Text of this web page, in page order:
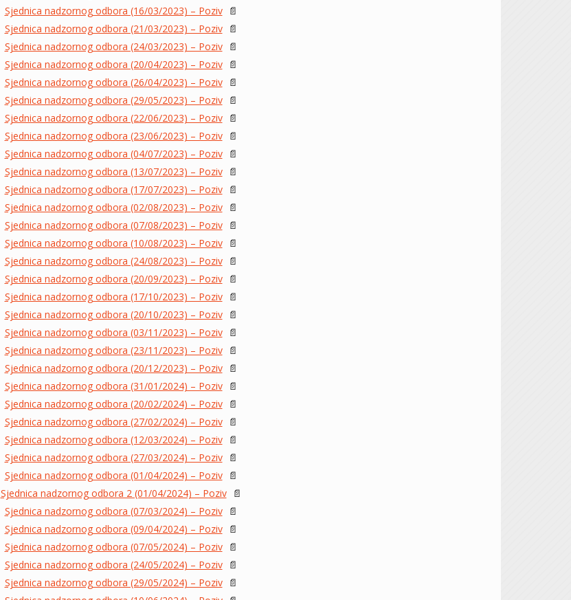
Sjednica nadzornog odbora (16/03/2023) – Poziv📄
Sjednica nadzornog odbora (21/03/2023) – Poziv📄
Sjednica nadzornog odbora (24/03/2023) – Poziv📄
Sjednica nadzornog odbora (20/04/2023) – Poziv📄
Sjednica nadzornog odbora (26/04/2023) – Poziv📄
Sjednica nadzornog odbora (29/05/2023) – Poziv📄
Sjednica nadzornog odbora (22/06/2023) – Poziv📄
Sjednica nadzornog odbora (23/06/2023) – Poziv📄
Sjednica nadzornog odbora (04/07/2023) – Poziv📄
Sjednica nadzornog odbora (13/07/2023) – Poziv📄
Sjednica nadzornog odbora (17/07/2023) – Poziv📄
Sjednica nadzornog odbora (02/08/2023) – Poziv📄
Sjednica nadzornog odbora (07/08/2023) – Poziv📄
Sjednica nadzornog odbora (10/08/2023) – Poziv📄
Sjednica nadzornog odbora (24/08/2023) – Poziv📄
Sjednica nadzornog odbora (20/09/2023) – Poziv📄
Sjednica nadzornog odbora (17/10/2023) – Poziv📄
Sjednica nadzornog odbora (20/10/2023) – Poziv📄
Sjednica nadzornog odbora (03/11/2023) – Poziv📄
Sjednica nadzornog odbora (23/11/2023) – Poziv📄
Sjednica nadzornog odbora (20/12/2023) – Poziv📄
Sjednica nadzornog odbora (31/01/2024) – Poziv📄
Sjednica nadzornog odbora (20/02/2024) – Poziv📄
Sjednica nadzornog odbora (27/02/2024) – Poziv📄
Sjednica nadzornog odbora (12/03/2024) – Poziv📄
Sjednica nadzornog odbora (27/03/2024) – Poziv📄
Sjednica nadzornog odbora (01/04/2024) – Poziv📄
Sjednica nadzornog odbora 2 (01/04/2024) – Poziv📄
Sjednica nadzornog odbora (07/03/2024) – Poziv📄
Sjednica nadzornog odbora (09/04/2024) – Poziv📄
Sjednica nadzornog odbora (07/05/2024) – Poziv📄
Sjednica nadzornog odbora (24/05/2024) – Poziv📄
Sjednica nadzornog odbora (29/05/2024) – Poziv📄